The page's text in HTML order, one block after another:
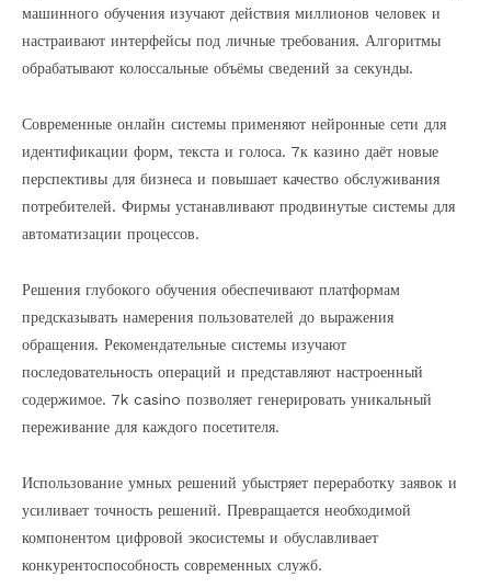
машинного обучения изучают действия миллионов человек и
настраивают интерфейсы под личные требования. Алгоритмы
обрабатывают колоссальные объёмы сведений за секунды.
Современные онлайн системы применяют нейронные сети для
идентификации форм, текста и голоса. 7к казино даёт новые
перспективы для бизнеса и повышает качество обслуживания
потребителей. Фирмы устанавливают продвинутые системы для
автоматизации процессов.
Решения глубокого обучения обеспечивают платформам
предсказывать намерения пользователей до выражения
обращения. Рекомендательные системы изучают
последовательность операций и представляют настроенный
содержимое. 7k casino позволяет генерировать уникальный
переживание для каждого посетителя.
Использование умных решений убыстряет переработку заявок и
усиливает точность решений. Превращается необходимой
компонентом цифровой экосистемы и обуславливает
конкурентоспособность современных служб.